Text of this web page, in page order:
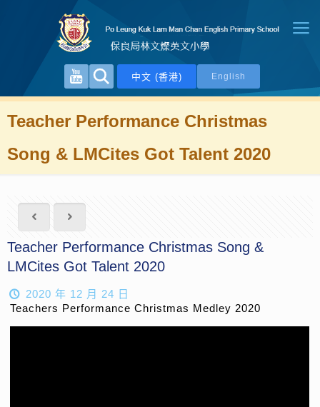
中文 (香港) English
Teacher Performance Christmas
Song & LMCites Got Talent 2020
Teacher Performance Christmas Song &
LMCites Got Talent 2020
2020 年 12 月 24 日
Teachers Performance Christmas Medley 2020